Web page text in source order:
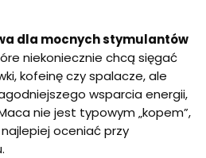
dla mocnych stymulantów
niekoniecznie chcą sięgać
kofeinę czy spalacze, ale
wsparcia energii,
nie jest typowym „kopem”,
oceniać przy